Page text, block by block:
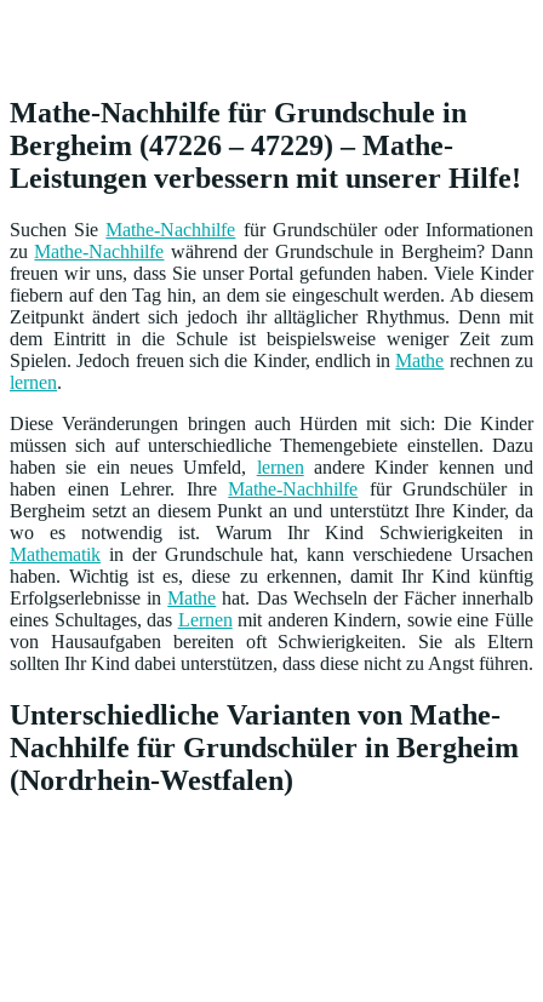
Mathe-Nachhilfe für Grundschule in
Bergheim (47226 – 47229) – Mathe-
Leistungen verbessern mit unserer Hilfe!
Suchen SieMathe-Nachhilfe für Grundschüler oder Informationen
zuMathe-Nachhilfe während der Grundschule in Bergheim? Dann
freuen wir uns, dass Sie unser Portal gefunden haben. Viele Kinder
fiebern auf den Tag hin, an dem sie eingeschult werden. Ab diesem
Zeitpunkt ändert sich jedoch ihr alltäglicher Rhythmus. Denn mit
dem Eintritt in die Schule ist beispielsweise weniger Zeit zum
Spielen. Jedoch freuen sich die Kinder, endlich inMathe rechnen zu
lernen.
Diese Veränderungen bringen auch Hürden mit sich: Die Kinder
müssen sich auf unterschiedliche Themengebiete einstellen. Dazu
haben sie ein neues Umfeld, lernen andere Kinder kennen und
haben einen Lehrer. IhreMathe-Nachhilfe für Grundschüler in
Bergheim setzt an diesem Punkt an und unterstützt Ihre Kinder, da
wo es notwendig ist. Warum Ihr Kind Schwierigkeiten in
Mathematik in der Grundschule hat, kann verschiedene Ursachen
haben. Wichtig ist es, diese zu erkennen, damit Ihr Kind künftig
Erfolgserlebnisse inMathe hat. Das Wechseln der Fächer innerhalb
eines Schultages, das Lernen mit anderen Kindern, sowie eine Fülle
von Hausaufgaben bereiten oft Schwierigkeiten. Sie als Eltern
sollten Ihr Kind dabei unterstützen, dass diese nicht zu Angst führen.
Unterschiedliche Varianten von Mathe-
Nachhilfe für Grundschüler in Bergheim
(Nordrhein-Westfalen)